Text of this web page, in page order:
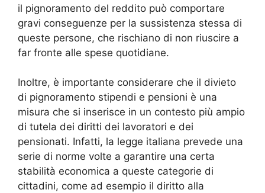
il pignoramento del reddito può comportare
gravi conseguenze per la sussistenza stessa di
queste persone, che rischiano di non riuscire a
far fronte alle spese quotidiane.
Inoltre, è importante considerare che il divieto
di pignoramento stipendi e pensioni è una
misura che si inserisce in un contesto più ampio
di tutela dei diritti dei lavoratori e dei
pensionati. Infatti, la legge italiana prevede una
serie di norme volte a garantire una certa
stabilità economica a queste categorie di
cittadini, come ad esempio il diritto alla